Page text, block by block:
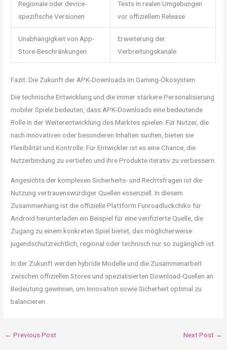
Regionale oder device-
spezifische Versionen
Tests in realen Umgebungen
vor offiziellem Release
Unabhängigkeit von App-
Store-Beschränkungen
Erweiterung der
Verbreitungskanäle
Fazit: Die Zukunft der APK-Downloads im Gaming-Ökosystem
Die technische Entwicklung und die immer stärkere Personalisierung
mobiler Spiele bedeuten, dass APK-Downloads eine bedeutende
Rolle in der Weiterentwicklung des Marktes spielen. Für Nutzer, die
nach innovativen oder besonderen Inhalten suchen, bieten sie
Flexibilität und Kontrolle. Für Entwickler ist es eine Chance, die
Nutzerbindung zu vertiefen und ihre Produkte iterativ zu verbessern.
Angesichts der komplexen Sicherheits- und Rechtsfragen ist die
Nutzung vertrauenswürdiger Quellen essenziell. In diesem
Zusammenhang ist die offizielle Plattform Funroadluckchiko für
Android herunterladen ein Beispiel für eine verifizierte Quelle, die
Zugang zu einem konkreten Spiel bietet, das möglicherweise
jugendschutzrechtlich, regional oder technisch nur so zugänglich ist.
In der Zukunft werden hybride Modelle und die Zusammenarbeit
zwischen offiziellen Stores und spezialisierten Download-Quellen an
Bedeutung gewinnen, um Innovation sowie Sicherheit optimal zu
balancieren.
← Previous Post Next Post →